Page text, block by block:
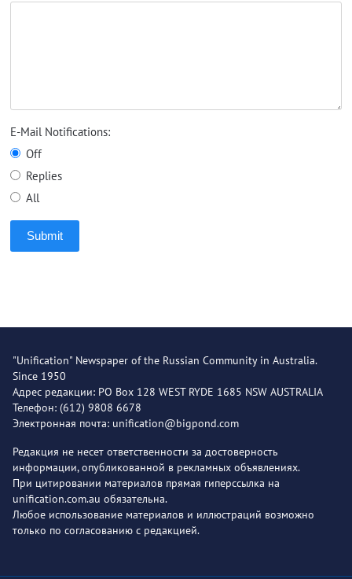
E-Mail Notifications:
Off
Replies
All
Submit
"Unification" Newspaper of the Russian Community in Australia.
Since 1950
Адрес редакции: PO Box 128 WEST RYDE 1685 NSW AUSTRALIA
Телефон: (612) 9808 6678
Электронная почта: unification@bigpond.com
Редакция не несет ответственности за достоверность
информации, опубликованной в рекламных объявлениях.
При цитировании материалов прямая гиперссылка на
unification.com.au обязательна.
Любое использование материалов и иллюстраций возможно
только по согласованию с редакцией.